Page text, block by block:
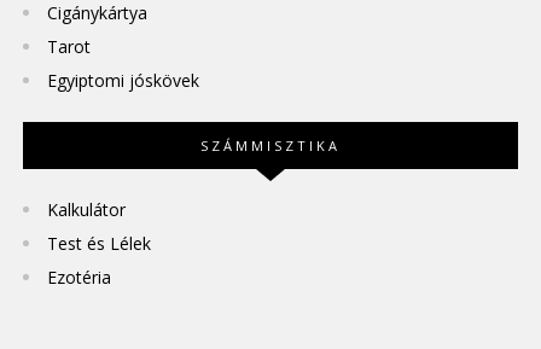
Cigánykártya
Tarot
Egyiptomi jóskövek
SZÁMMISZTIKA
Kalkulátor
Test és Lélek
Ezotéria